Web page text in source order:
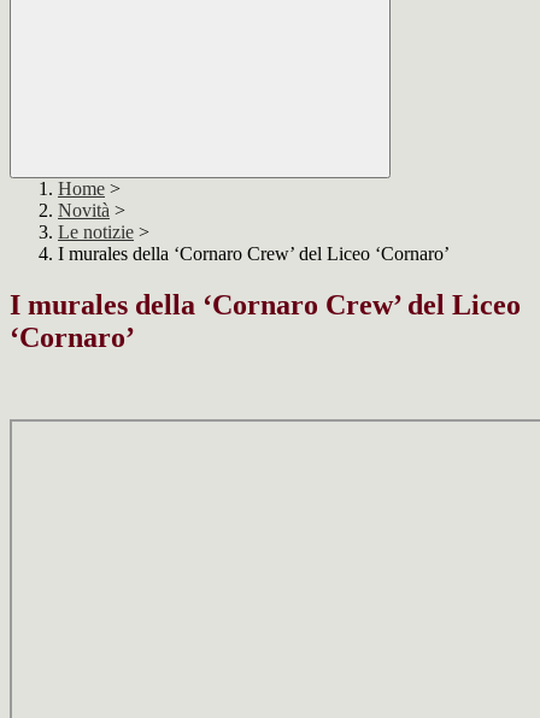
Home >
Novità >
Le notizie >
I murales della ‘Cornaro Crew’ del Liceo ‘Cornaro’
I murales della ‘Cornaro Crew’ del Liceo
‘Cornaro’